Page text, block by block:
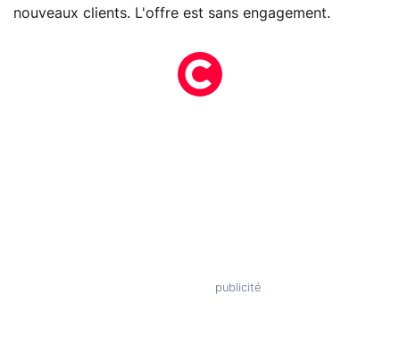
nouveaux clients. L'offre est sans engagement.